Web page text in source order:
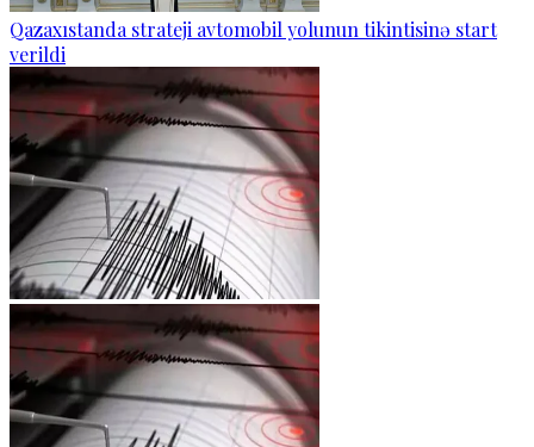
Qazaxıstanda strateji avtomobil yolunun tikintisinə start
verildi